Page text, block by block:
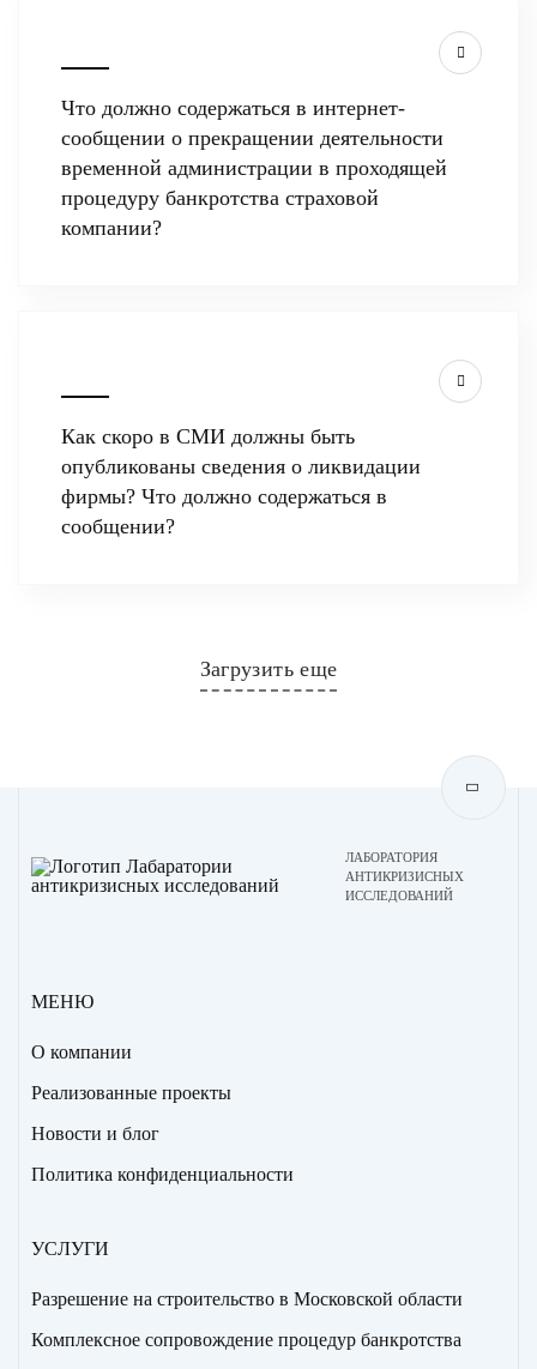
Что должно содержаться в интернет-
сообщении о прекращении деятельности
временной администрации в проходящей
процедуру банкротства страховой
компании?
Как скоро в СМИ должны быть
опубликованы сведения о ликвидации
фирмы? Что должно содержаться в
сообщении?
Загрузить еще
ЛАБОРАТОРИЯ
АНТИКРИЗИСНЫХ
ИССЛЕДОВАНИЙ
МЕНЮ
О компании
Реализованные проекты
Новости и блог
Политика конфиденциальности
УСЛУГИ
Разрешение на строительство в Московской области
Комплексное сопровождение процедур банкротства